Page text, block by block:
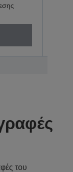
του